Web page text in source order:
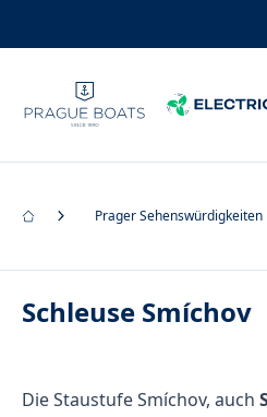
Prager Sehenswürdigkeiten
Schleuse Smíchov
Die Staustufe Smíchov, auch